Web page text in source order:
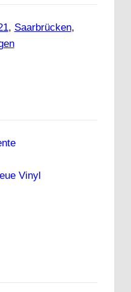
, Saarbrücken
Vinyl